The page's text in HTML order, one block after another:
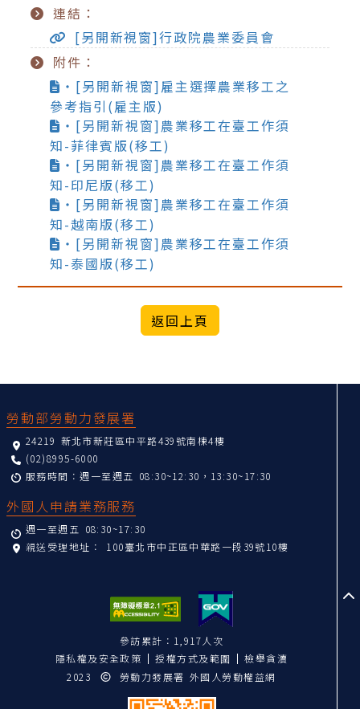
連結：
[另開新視窗]行政院農業委員會
附件：
‧[另開新視窗]雇主選擇農業移工之
參考指引(雇主版)
‧[另開新視窗]農業移工在臺工作須
知-菲律賓版(移工)
‧[另開新視窗]農業移工在臺工作須
知-印尼版(移工)
‧[另開新視窗]農業移工在臺工作須
知-越南版(移工)
‧[另開新視窗]農業移工在臺工作須
知-泰國版(移工)
勞動部勞動力發展署
24219 新北市新莊區中平路439號南棟4樓
(02)8995-6000
服務時間：週一至週五 08:30~12:30，13:30~17:30
外國人申請業務服務
週一至週五 08:30~17:30
親送受理地址： 100臺北市中正區中華路一段39號10樓
參訪累計：1,917人次
隱私權及安全政策
授權方式及範圍
檢舉貪瀆
2023
勞動力發展署 外國人勞動權益網
至